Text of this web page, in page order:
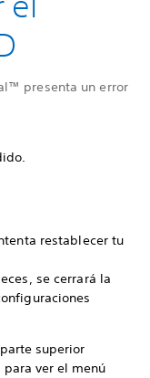
presenta un error
restablecer tu
se cerrará la
superior
ver el menú